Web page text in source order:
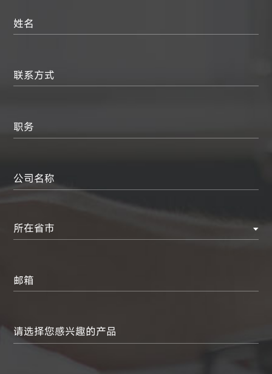
姓名
联系方式
职务
公司名称
所在省市
邮箱